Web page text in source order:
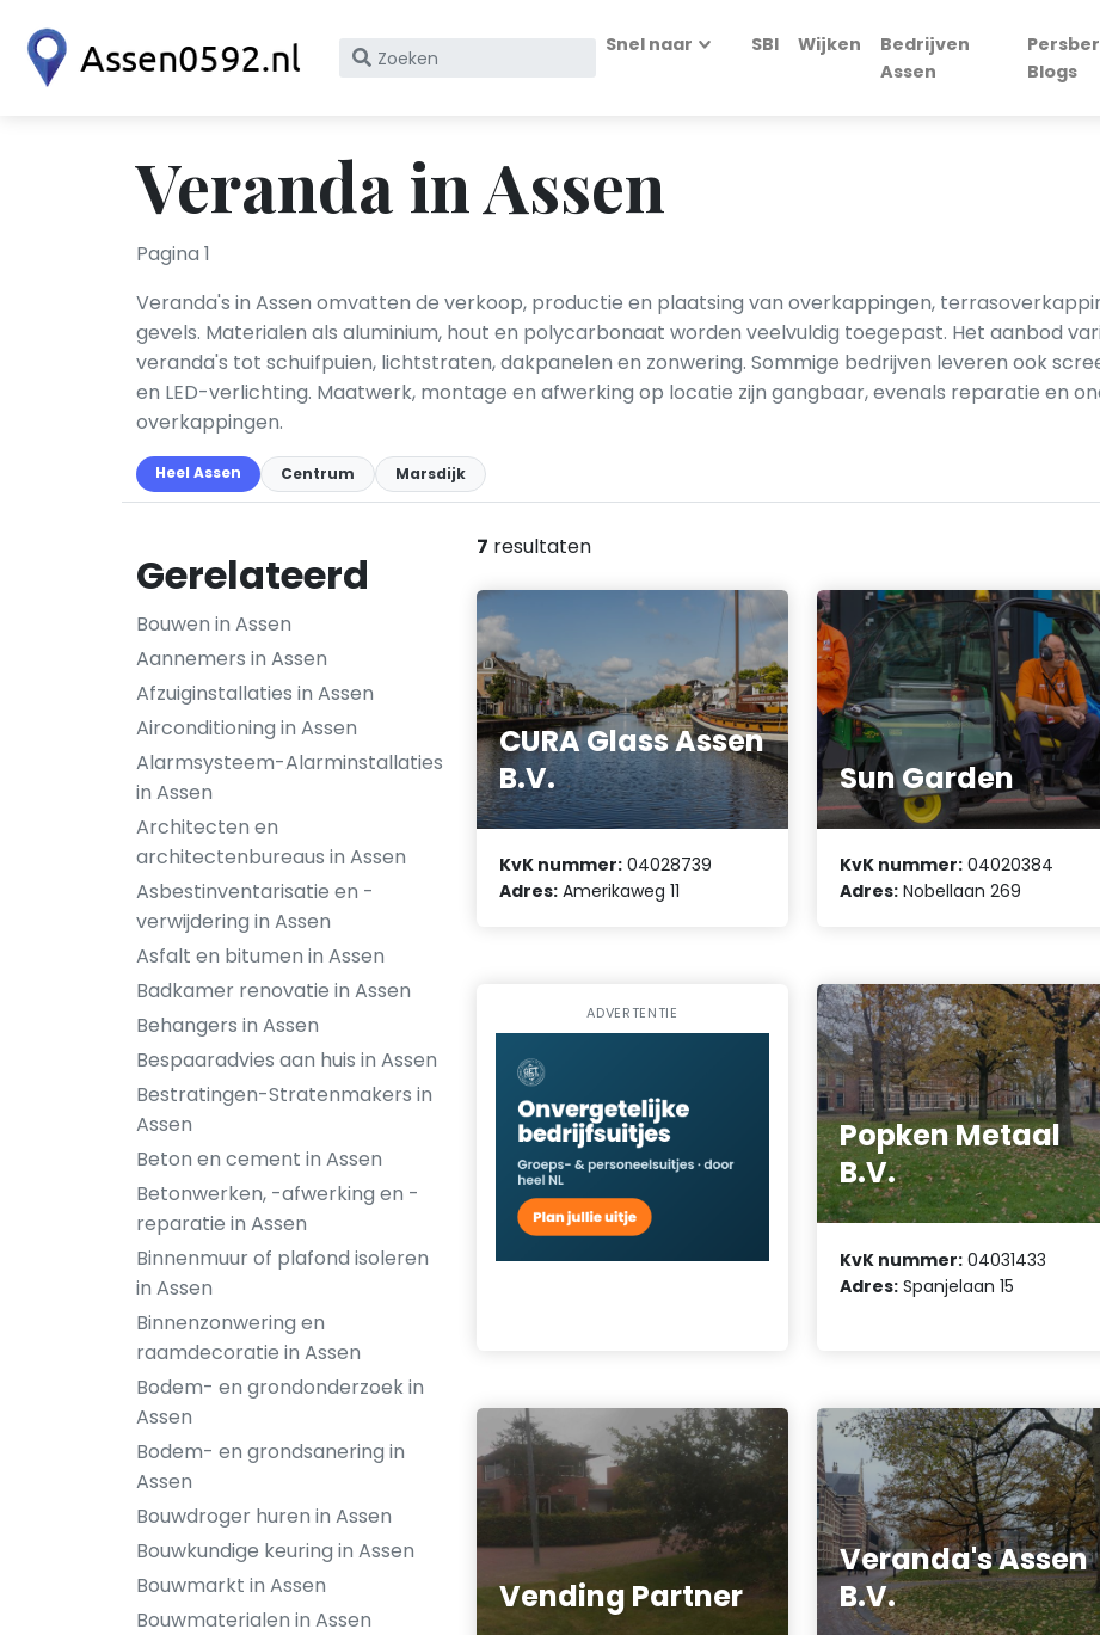
Zoek
KvK
nummer
Snel naar SBI Wijken
Bedrijven
Assen
Blogs
Veranda in Assen
Pagina 1
Veranda's in Assen omvatten de verkoop, productie en plaatsing van overkappingen,
gevels. Materialen als aluminium, hout en polycarbonaat worden veelvuldig toegepast. Het aanbod
veranda's tot schuifpuien, lichtstraten, dakpanelen en zonwering. Sommige bedrijven leveren ook
en LED-verlichting. Maatwerk, montage en afwerking op locatie zijn gangbaar, evenals reparatie en
overkappingen.
Heel Assen Centrum Marsdijk
Gerelateerd
Bouwen in Assen
Aannemers in Assen
Afzuiginstallaties in Assen
Airconditioning in Assen
Alarmsysteem-Alarminstallaties
in Assen
Architecten en
architectenbureaus in Assen
Asbestinventarisatie en -
verwijdering in Assen
Asfalt en bitumen in Assen
Badkamer renovatie in Assen
Behangers in Assen
Bespaaradvies aan huis in Assen
Bestratingen-Stratenmakers in
Assen
Beton en cement in Assen
Betonwerken, -afwerking en -
reparatie in Assen
Binnenmuur of plafond isoleren
in Assen
Binnenzonwering en
raamdecoratie in Assen
Bodem- en grondonderzoek in
Assen
Bodem- en grondsanering in
Assen
Bouwdroger huren in Assen
Bouwkundige keuring in Assen
Bouwmarkt in Assen
Bouwmaterialen in Assen
7 resultaten
CURA Glass Assen
B.V.
KvK nummer: 04028739
Adres: Amerikaweg 11
Sun Garden
KvK nummer: 04020384
Adres: Nobellaan 269
ADVERTENTIE
Popken Metaal
B.V.
KvK nummer: 04031433
Adres: Spanjelaan 15
Vending Partner
Veranda's Assen
B.V.